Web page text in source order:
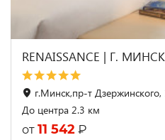
RENAISSANCE | Г.
г.Минск,пр-т Дзержинского,
До центра 2.3 км
от 11 542 ₽